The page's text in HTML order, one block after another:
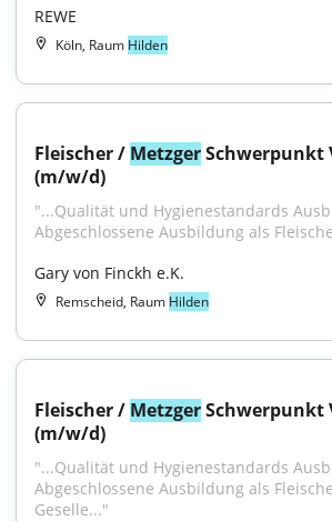
REWE
Köln, Raum Hilden
Fleischer / Metzger Schwerpunkt
(m/w/d)
"...Qualität und Hygienestandards
Abgeschlossene Ausbildung als
Gary von Finckh e.K.
Remscheid, Raum Hilden
Fleischer / Metzger Schwerpunkt
(m/w/d)
"...Qualität und Hygienestandards
Abgeschlossene Ausbildung als
Geselle..."